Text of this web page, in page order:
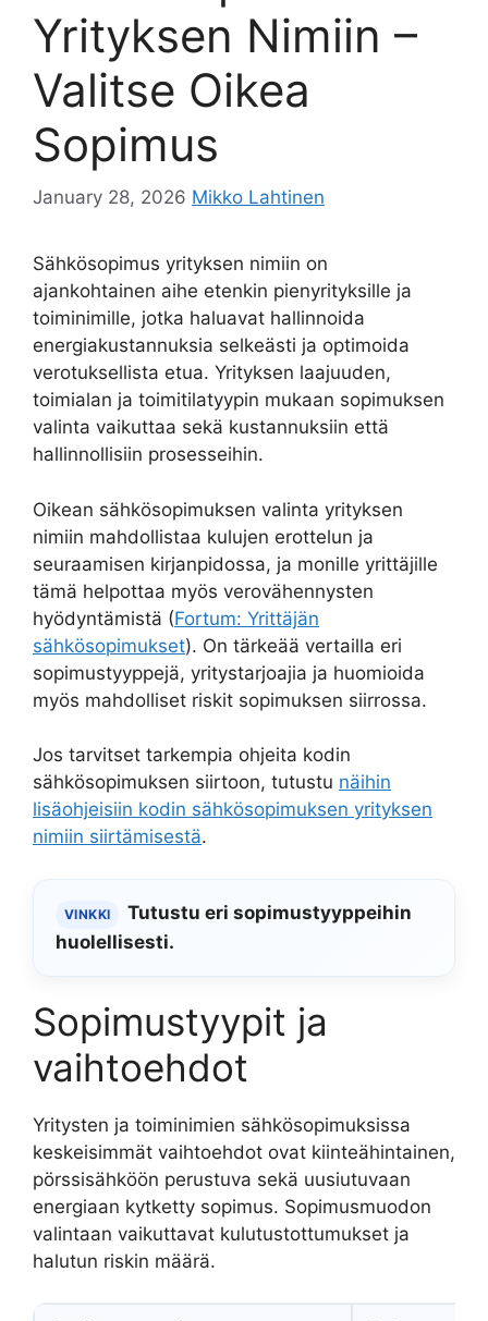
Yrityksen Nimiin –
Valitse Oikea
Sopimus
January 28, 2026 Mikko Lahtinen
Sähkösopimus yrityksen nimiin on
ajankohtainen aihe etenkin pienyrityksille ja
toiminimille, jotka haluavat hallinnoida
energiakustannuksia selkeästi ja optimoida
verotuksellista etua. Yrityksen laajuuden,
toimialan ja toimitilatyypin mukaan sopimuksen
valinta vaikuttaa sekä kustannuksiin että
hallinnollisiin prosesseihin.
Oikean sähkösopimuksen valinta yrityksen
nimiin mahdollistaa kulujen erottelun ja
seuraamisen kirjanpidossa, ja monille yrittäjille
tämä helpottaa myös verovähennysten
hyödyntämistä (Fortum: Yrittäjän
sähkösopimukset). On tärkeää vertailla eri
sopimustyyppejä, yritystarjoajia ja huomioida
myös mahdolliset riskit sopimuksen siirrossa.
Jos tarvitset tarkempia ohjeita kodin
sähkösopimuksen siirtoon, tutustu näihin
lisäohjeisiin kodin sähkösopimuksen yrityksen
nimiin siirtämisestä.
VINKKI
Tutustu eri sopimustyyppeihin
huolellisesti.
Sopimustyypit ja
vaihtoehdot
Yritysten ja toiminimien sähkösopimuksissa
keskeisimmät vaihtoehdot ovat kiinteähintainen,
pörssisähköön perustuva sekä uusiutuvaan
energiaan kytketty sopimus. Sopimusmuodon
valintaan vaikuttavat kulutustottumukset ja
halutun riskin määrä.